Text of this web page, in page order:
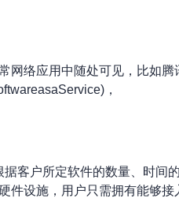
网络应用中随处可见，比如腾
，
客户所定软件的数量、时间
件设施，用户只需拥有能够接